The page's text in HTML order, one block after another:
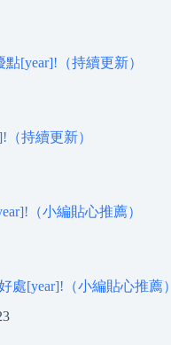
[year]!（持續更新）
（持續更新）
（小編貼心推薦）
處[year]!（小編貼心推薦）